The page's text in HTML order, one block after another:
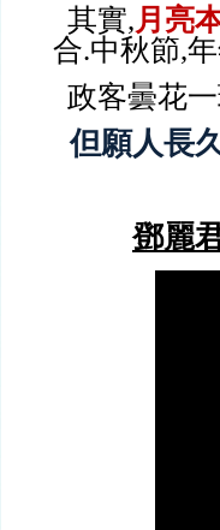
其實,月亮
合.中秋節,
政客曇花
但願人長
鄧麗